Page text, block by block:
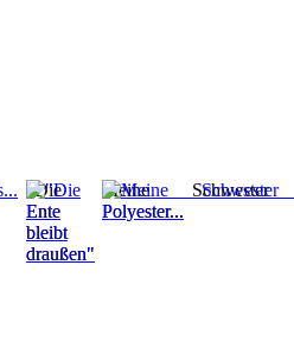
"Die
Ente
bleibt
draußen"
Meine Schwester
Polyester...